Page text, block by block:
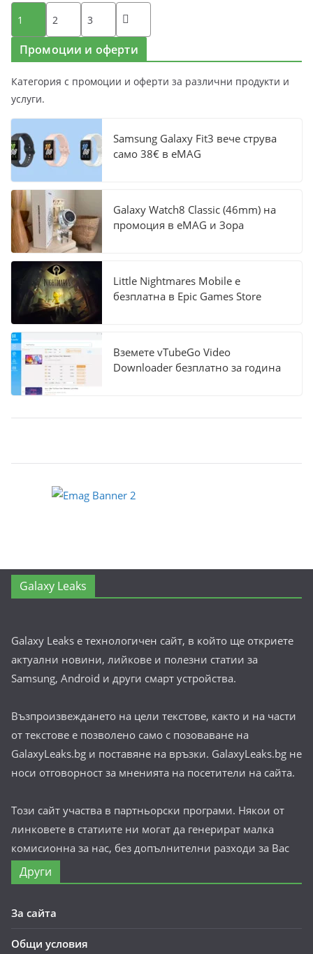
Разделяне
на
публикациите
на
страници
1 2 3
Промоции и оферти
Категория с промоции и оферти за различни продукти и
услуги.
Samsung Galaxy Fit3 вече струва
само 38€ в eMAG
Galaxy Watch8 Classic (46mm) на
промоция в eMAG и Зора
Little Nightmares Mobile е
безплатна в Epic Games Store
Вземете vTubeGo Video
Downloader безплатно за година
Galaxy Leaks
Galaxy Leaks е технологичен сайт, в който ще откриете
актуални новини, лийкове и полезни статии за
Samsung, Android и други смарт устройства.
Възпроизвеждането на цели текстове, както и на части
от текстове е позволено само с позоваване на
GalaxyLeaks.bg и поставяне на връзки. GalaxyLeaks.bg не
носи отговорност за мненията на посетители на сайта.
Този сайт участва в партньорски програми. Някои от
линковете в статиите ни могат да генерират малка
комисионна за нас, без допълнителни разходи за Вас
Други
За сайта
Общи условия